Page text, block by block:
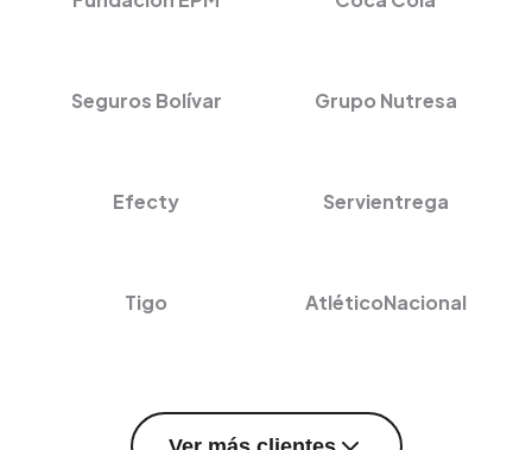
Seguros Bolívar Grupo Nutresa
Efecty Servientrega
Tigo AtléticoNacional